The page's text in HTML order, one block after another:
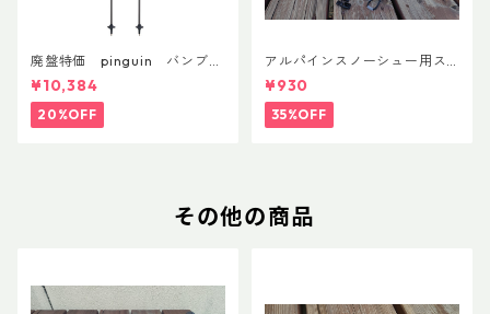
廃盤特価 pinguin バンブー
FLフォーム(ペア)
¥10,384
20%OFF
アルパインスノーシュー用ス
トラップキャッチ(ペア)
¥930
35%OFF
その他の商品